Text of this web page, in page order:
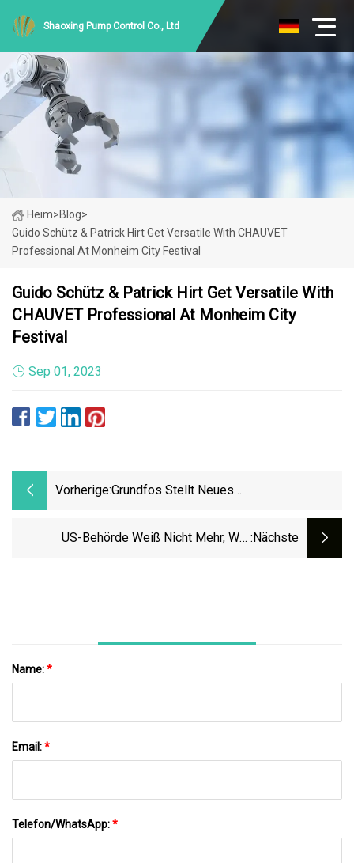
Shaoxing Pump Control Co., Ltd
Heim>Blog>
Guido Schütz & Patrick Hirt Get Versatile With CHAUVET
Professional At Monheim City Festival
Guido Schütz & Patrick Hirt Get Versatile With
CHAUVET Professional At Monheim City
Festival
Sep 01, 2023
Vorherige:Grundfos Stellt Neues
US-Behörde Weiß Nicht Mehr, Wer :nächste
Name:*
Email:*
Telefon/WhatsApp:*